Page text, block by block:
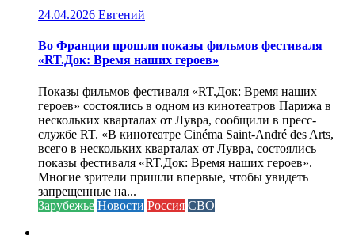
24.04.2026 Евгений
Во Франции прошли показы фильмов фестиваля
«RT.Док: Время наших героев»
Показы фильмов фестиваля «RT.Док: Время наших
героев» состоялись в одном из кинотеатров Парижа в
нескольких кварталах от Лувра, сообщили в пресс-
службе RT. «В кинотеатре Cinéma Saint-André des Arts,
всего в нескольких кварталах от Лувра, состоялись
показы фестиваля «RT.Док: Время наших героев».
Многие зрители пришли впервые, чтобы увидеть
запрещенные на...
Зарубежье Новости Россия СВО